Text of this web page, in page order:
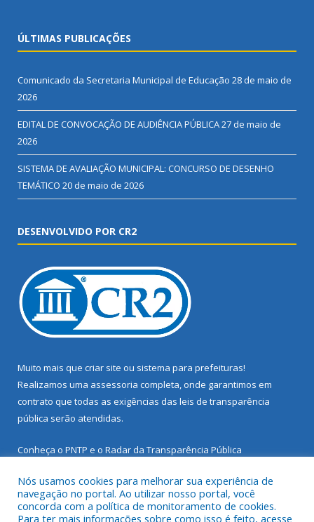
ÚLTIMAS PUBLICAÇÕES
Comunicado da Secretaria Municipal de Educação 28 de maio de
2026
EDITAL DE CONVOCAÇÃO DE AUDIÊNCIA PÚBLICA27 de maio de
2026
SISTEMA DE AVALIAÇÃO MUNICIPAL: CONCURSO DE DESENHO
TEMÁTICO 20 de maio de 2026
DESENVOLVIDO POR CR2
Muito mais que criar site ou sistema para prefeituras!
Realizamos uma assessoria completa, onde garantimos em
contrato que todas as exigências das leis de transparência
pública serão atendidas.
Conheça o PNTP e o Radar da Transparência Pública
Nós usamos cookies para melhorar sua experiência de
navegação no portal. Ao utilizar nosso portal, você
concorda com a política de monitoramento de cookies.
Para ter mais informações sobre como isso é feito, acesse